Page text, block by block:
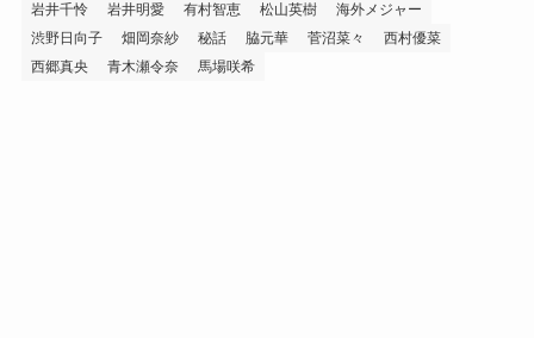
岩井千怜
岩井明愛 有村智恵 松山英樹
海外メジャー
渋野日向子
畑岡奈紗 秘話 脇元華 菅沼菜々
西村優菜
西郷真央
青木瀬令奈 馬場咲希